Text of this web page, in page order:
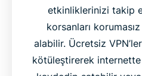
etkinliklerinizi takip
korsanları
alabilir. Ücretsiz
kötüleştirerek